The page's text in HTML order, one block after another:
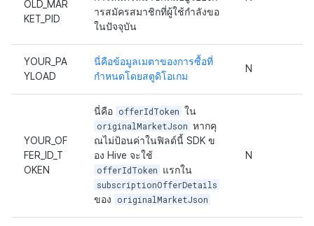
OLD_MAR
KET_PID
ารสมัครสมาชิกที่ผู้ใช้กำลังขอ
ในปัจจุบัน
YOUR_PA
YLOAD
นี่คือข้อมูลเมตาของการซื้อที่
กำหนดโดยสตูดิโอเกม
N
YOUR_OF
FER_ID_T
OKEN
นี่คือ offerIdToken ใน
originalMarketJson หากคุ
ณไม่ป้อนค่าในฟิลด์นี้ SDK ข
อง Hive จะใช้
offerIdToken แรกใน
subscriptionOfferDetails
ของ
originalMarketJson
N